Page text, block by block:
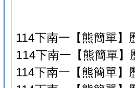
114下南一【熊簡單】
114下南一【熊簡單】
114下南一【熊簡單】